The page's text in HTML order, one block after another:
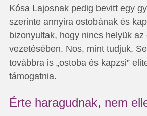
Kósa Lajosnak pedig bevitt egy
szerinte annyira ostobának és
bizonyultak, hogy nincs helyük az
vezetésében. Nos, mint tudjuk,
továbbra is „ostoba és kapzsi”
támogatnia.
Érte haragudnak, nem